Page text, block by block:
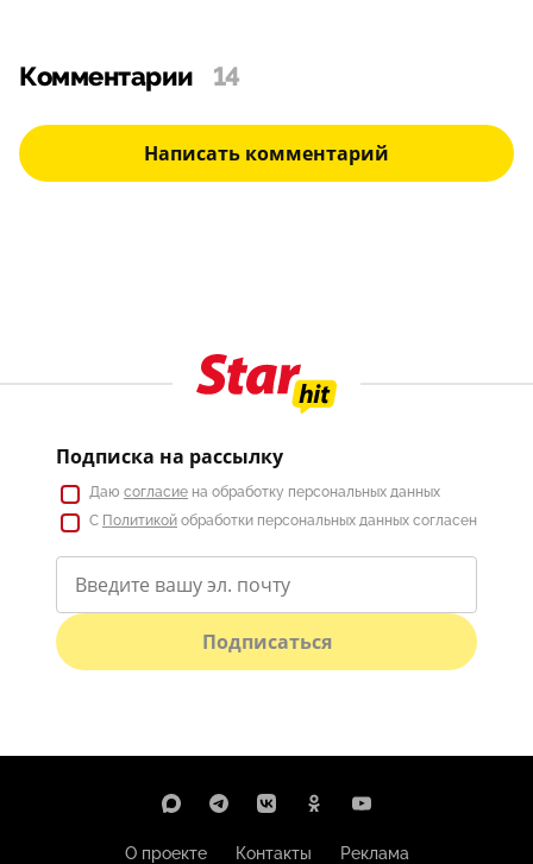
Комментарии 14
Написать комментарий
Подписка на рассылку
Даю согласие на обработку персональных данных
С Политикой обработки персональных данных согласен
Подписаться
О проекте Контакты
Реклама